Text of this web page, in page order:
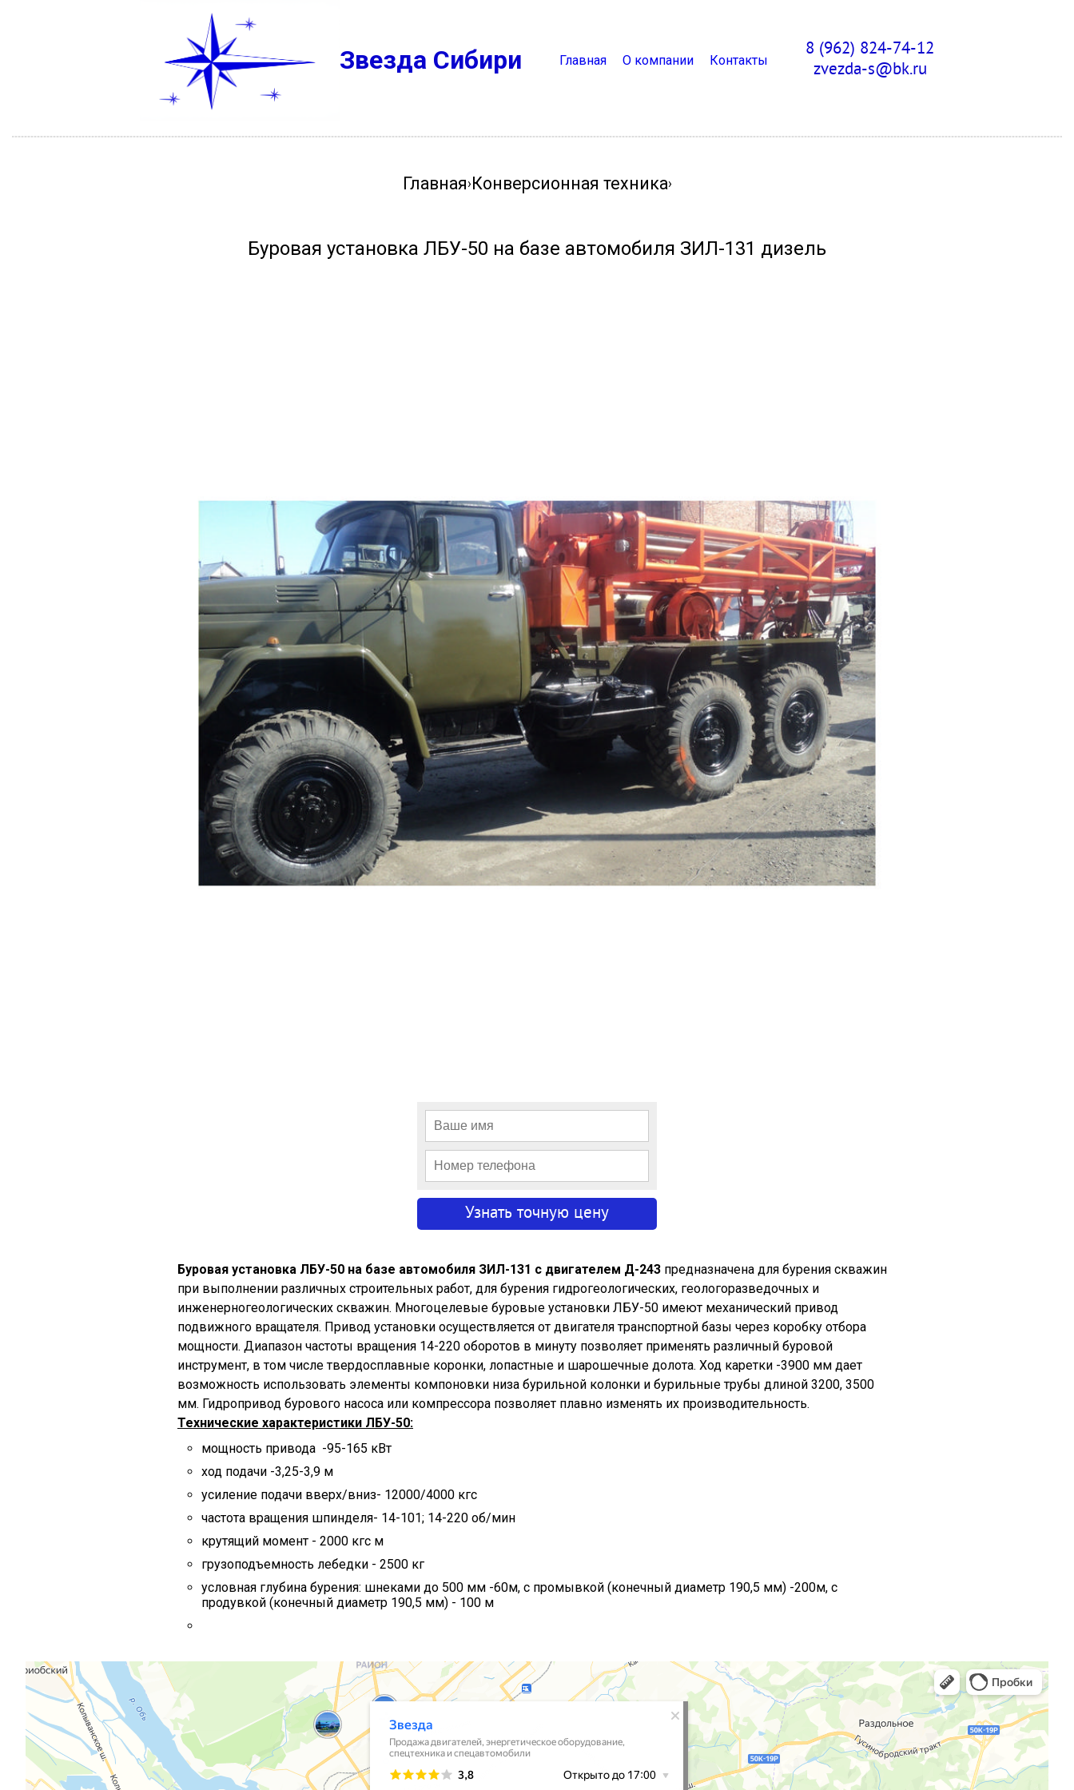
Звезда Сибири Главная О компании Контакты
8 (962) 824-74-12
zvezda-s@bk.ru
Главная›Конверсионная техника›
Буровая установка ЛБУ-50 на базе автомобиля ЗИЛ-131 дизель
Буровая установка ЛБУ-50 на базе автомобиля ЗИЛ-131 с двигателем Д-243 предназначена для бурения скважин
при выполнении различных строительных работ, для бурения гидрогеологических, геологоразведочных и
инженерногеологических скважин. Многоцелевые буровые установки ЛБУ-50 имеют механический привод
подвижного вращателя. Привод установки осуществляется от двигателя транспортной базы через коробку отбора
мощности. Диапазон частоты вращения 14-220 оборотов в минуту позволяет применять различный буровой
инструмент, в том числе твердосплавные коронки, лопастные и шарошечные долота. Ход каретки -3900 мм дает
возможность использовать элементы компоновки низа бурильной колонки и бурильные трубы длиной 3200, 3500
мм. Гидропривод бурового насоса или компрессора позволяет плавно изменять их производительность.
Технические характеристики ЛБУ-50:
мощность привода -95-165 кВт
ход подачи -3,25-3,9 м
усиление подачи вверх/вниз- 12000/4000 кгс
частота вращения шпинделя- 14-101; 14-220 об/мин
крутящий момент - 2000 кгс м
грузоподъемность лебедки - 2500 кг
условная глубина бурения: шнеками до 500 мм -60м, с промывкой (конечный диаметр 190,5 мм) -200м, с
продувкой (конечный диаметр 190,5 мм) - 100 м